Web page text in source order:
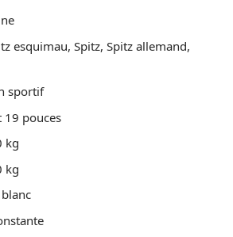
esquimau, Spitz, Spitz allemand,
sportif
19 pouces
kg
kg